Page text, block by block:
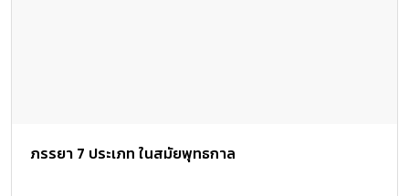
ภรรยา 7 ประเภท ในสมัยพุทธกาล